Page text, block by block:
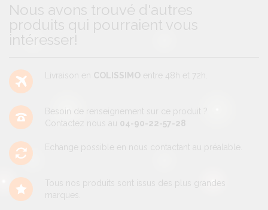
Livraison en COLISSIMO entre 48h et 72h.
Besoin de renseignement sur ce produit ?
Contactez nous au 04-90-22-57-28
Echange possible en nous contactant au préalable.
Tous nos produits sont issus des plus grandes
marques.
Nous avons trouvé d'autres
produits qui pourraient vous
intéresser!